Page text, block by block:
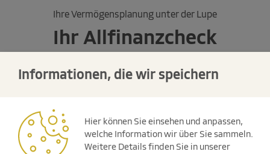
Ihre Vermögensplanung unter der Lupe
Ihr Allfinanzcheck
Machen Sie den interaktiven Test
ein Beratungsgespräch profitieren
können.
Informationen, die wir speichern
Hier können Sie einsehen und anpassen,
welche Information wir über Sie sammeln.
Weitere Details finden Sie in unserer